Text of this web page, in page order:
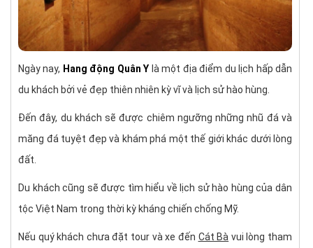
Ngày nay, Hang động Quân Y là một địa điểm du lịch hấp dẫn
du khách bởi vẻ đẹp thiên nhiên kỳ vĩ và lịch sử hào hùng.
Đến đây, du khách sẽ được chiêm ngưỡng những nhũ đá và
măng đá tuyệt đẹp và khám phá một thế giới khác dưới lòng
đất.
Du khách cũng sẽ được tìm hiểu về lịch sử hào hùng của dân
tộc Việt Nam trong thời kỳ kháng chiến chống Mỹ.
Nếu quý khách chưa đặt tour và xe đến Cát Bà vui lòng tham